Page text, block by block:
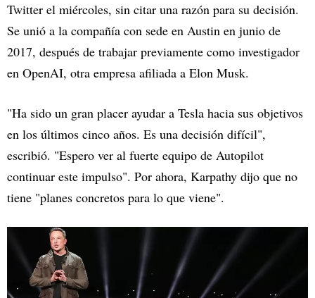
Twitter el miércoles, sin citar una razón para su decisión.
Se unió a la compañía con sede en Austin en junio de
2017, después de trabajar previamente como investigador
en OpenAI, otra empresa afiliada a Elon Musk.
"Ha sido un gran placer ayudar a Tesla hacia sus objetivos
en los últimos cinco años. Es una decisión difícil",
escribió. "Espero ver al fuerte equipo de Autopilot
continuar este impulso". Por ahora, Karpathy dijo que no
tiene "planes concretos para lo que viene".